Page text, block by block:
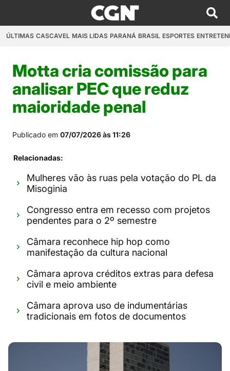
ÚLTIMAS CASCAVEL MAIS LIDAS PARANÁ BRASIL ESPORTES
Motta cria comissão para
analisar PEC que reduz
maioridade penal
Publicado em 07/07/2026 às 11:26
Relacionadas:
Mulheres vão às ruas pela votação do PL da
Misoginia
Congresso entra em recesso com projetos
pendentes para o 2º semestre
Câmara reconhece hip hop como
manifestação da cultura nacional
Câmara aprova créditos extras para defesa
civil e meio ambiente
Câmara aprova uso de indumentárias
tradicionais em fotos de documentos